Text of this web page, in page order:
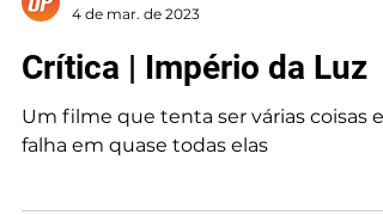
4 de mar. de 2023
Crítica | Império da Luz
Um filme que tenta ser várias coisas e